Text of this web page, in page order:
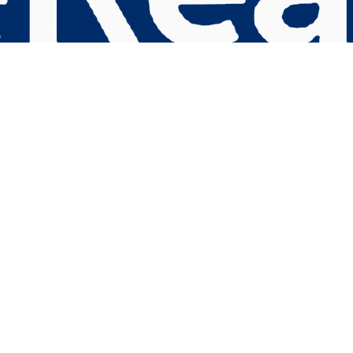
de confidentialité, en garantissant la conformité avec